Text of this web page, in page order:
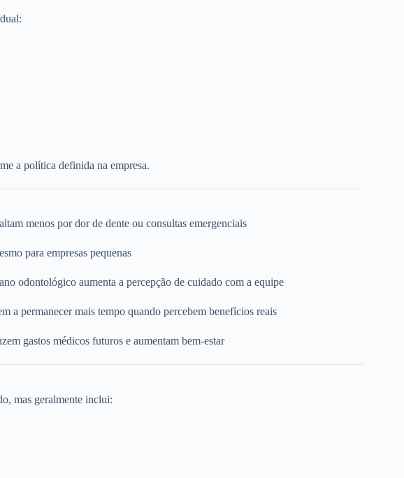
a política definida na empresa.
menos por dor de dente ou consultas emergenciais
para empresas pequenas
odontológico aumenta a percepção de cuidado com a equipe
a permanecer mais tempo quando percebem benefícios reais
gastos médicos futuros e aumentam bem-estar
mas geralmente inclui: